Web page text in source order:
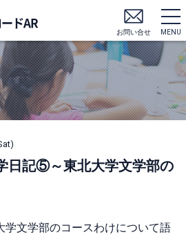
ドAR
お問い合せ MENU
日記⑤～東北大学文学部の
学文学部のコースわけについて語